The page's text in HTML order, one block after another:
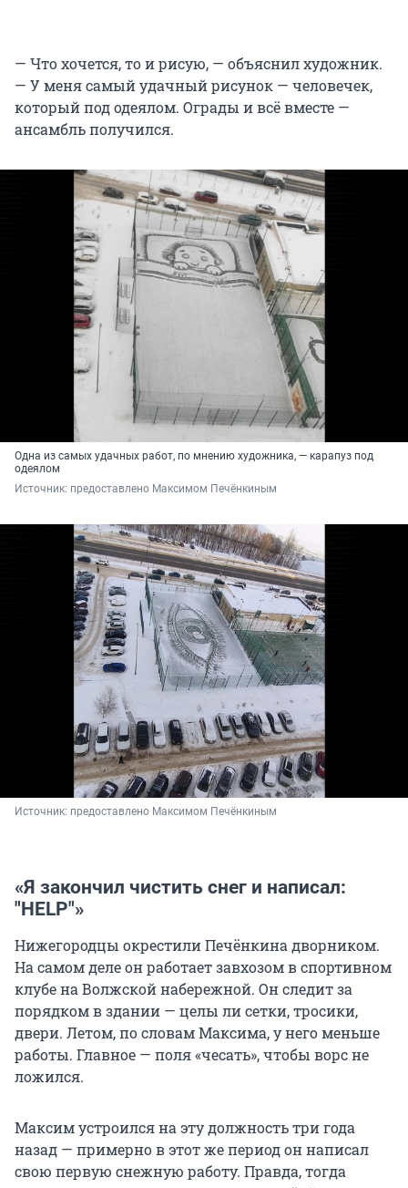
— Что хочется, то и рисую, — объяснил художник.
— У меня самый удачный рисунок — человечек,
который под одеялом. Ограды и всё вместе —
ансамбль получился.
Одна из самых удачных работ, по мнению художника, — карапуз под
одеялом
Источник: предоставлено Максимом Печёнкиным
Источник: предоставлено Максимом Печёнкиным
«Я закончил чистить снег и написал:
"HELP"»
Нижегородцы окрестили Печёнкина дворником.
На самом деле он работает завхозом в спортивном
клубе на Волжской набережной. Он следит за
порядком в здании — целы ли сетки, тросики,
двери. Летом, по словам Максима, у него меньше
работы. Главное — поля «чесать», чтобы ворс не
ложился.
Максим устроился на эту должность три года
назад — примерно в этот же период он написал
свою первую снежную работу. Правда, тогда